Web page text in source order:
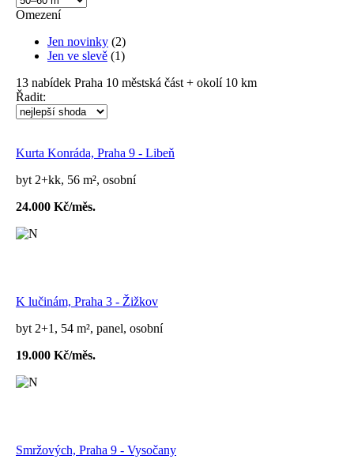
Omezení
Jen novinky (2)
Jen ve slevě (1)
13 nabídek Praha 10 městská část + okolí 10 km
Řadit:
Kurta Konráda, Praha 9 - Libeň
byt 2+kk, 56 m², osobní
24.000 Kč/měs.
K lučinám, Praha 3 - Žižkov
byt 2+1, 54 m², panel, osobní
19.000 Kč/měs.
Smržových, Praha 9 - Vysočany